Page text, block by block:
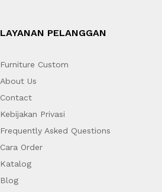
LAYANAN PELANGGAN
Furniture Custom
About Us
Contact
Kebijakan Privasi
Frequently Asked Questions
Cara Order
Katalog
Blog